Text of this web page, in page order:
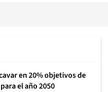
en 20% objetivos de
el año 2050